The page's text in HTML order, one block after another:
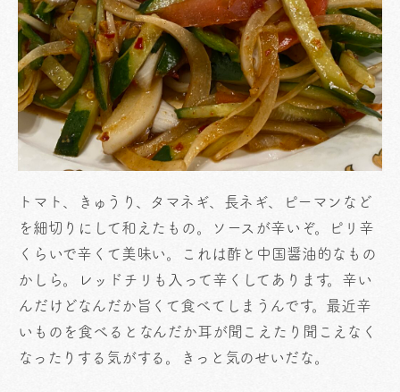
トマト、きゅうり、タマネギ、長ネギ、ピーマンなど
を細切りにして和えたもの。ソースが辛いぞ。ピリ辛
くらいで辛くて美味い。これは酢と中国醤油的なもの
かしら。レッドチリも入って辛くしてあります。辛い
んだけどなんだか旨くて食べてしまうんです。最近辛
いものを食べるとなんだか耳が聞こえたり聞こえなく
なったりする気がする。きっと気のせいだな。